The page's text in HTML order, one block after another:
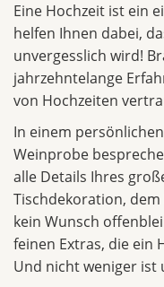
Eine Hochzeit ist ein
helfen Ihnen dabei,
unvergesslich wird!
jahrzehntelange
von Hochzeiten
In einem
Weinprobe
alle Details Ihres
Tischdekoration,
kein Wunsch
feinen Extras, die ein
Und nicht weniger ist